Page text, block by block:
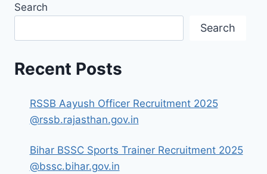
Search
Search
Recent Posts
RSSB Aayush Officer Recruitment 2025
@rssb.rajasthan.gov.in
Bihar BSSC Sports Trainer Recruitment 2025
@bssc.bihar.gov.in